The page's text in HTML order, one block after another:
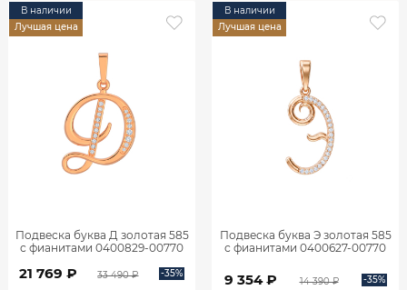
В наличии
Лучшая цена
Подвеска буква Д золотая 585
с фианитами 0400829-00770
21 769 ₽ 33 490 ₽ -35%
В наличии
Лучшая цена
Подвеска буква Э золотая 585
с фианитами 0400627-00770
9 354 ₽ 14 390 ₽ -35%